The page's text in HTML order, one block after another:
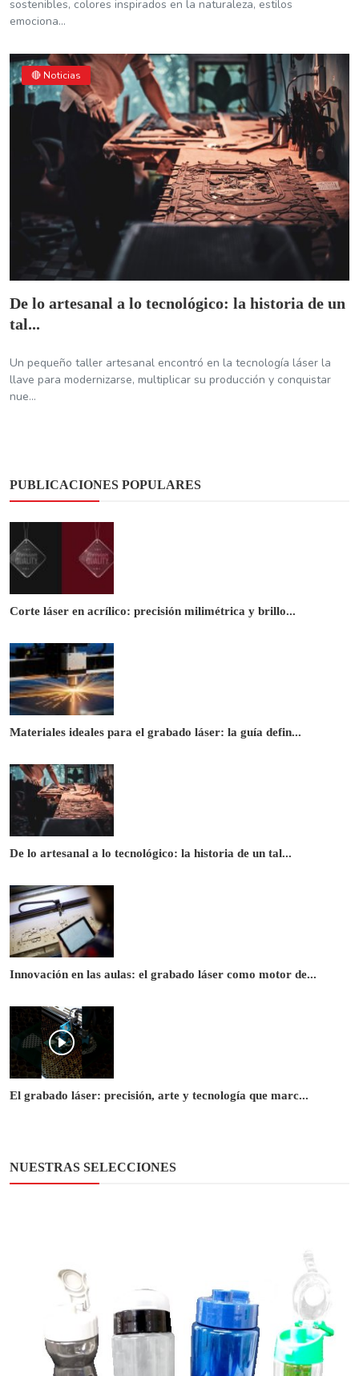
sostenibles, colores inspirados en la naturaleza, estilos
emociona...
🔴 Noticias
De lo artesanal a lo tecnológico: la historia de un
tal...
Un pequeño taller artesanal encontró en la tecnología láser la
llave para modernizarse, multiplicar su producción y conquistar
nue...
PUBLICACIONES POPULARES
Corte láser en acrílico: precisión milimétrica y brillo...
Materiales ideales para el grabado láser: la guía defin...
De lo artesanal a lo tecnológico: la historia de un tal...
Innovación en las aulas: el grabado láser como motor de...
El grabado láser: precisión, arte y tecnología que marc...
NUESTRAS SELECCIONES